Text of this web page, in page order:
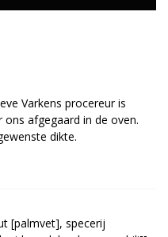
Varkens procereur is
afgegaard in de oven.
dikte.
[palmvet], specerij